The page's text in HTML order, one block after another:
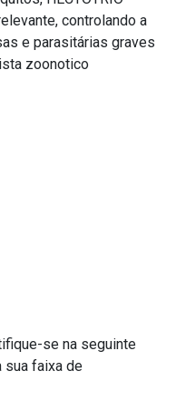
controlando a
e parasitárias graves
zoonotico
se na seguinte
sua faixa de